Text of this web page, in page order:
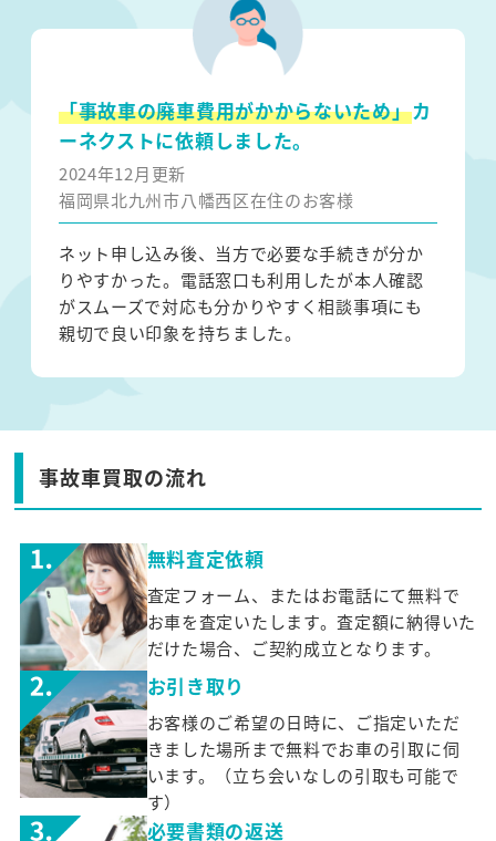
「事故車の廃車費用がかからないため」カ
ーネクストに依頼しました。
2024年12月更新
福岡県北九州市八幡西区在住のお客様
ネット申し込み後、当方で必要な手続きが分か
りやすかった。電話窓口も利用したが本人確認
がスムーズで対応も分かりやすく相談事項にも
親切で良い印象を持ちました。
事故車買取の流れ
無料査定依頼
査定フォーム、またはお電話にて無料で
お車を査定いたします。査定額に納得いた
だけた場合、ご契約成立となります。
お引き取り
お客様のご希望の日時に、ご指定いただ
きました場所まで無料でお車の引取に伺
います。（立ち会いなしの引取も可能で
す）
必要書類の返送